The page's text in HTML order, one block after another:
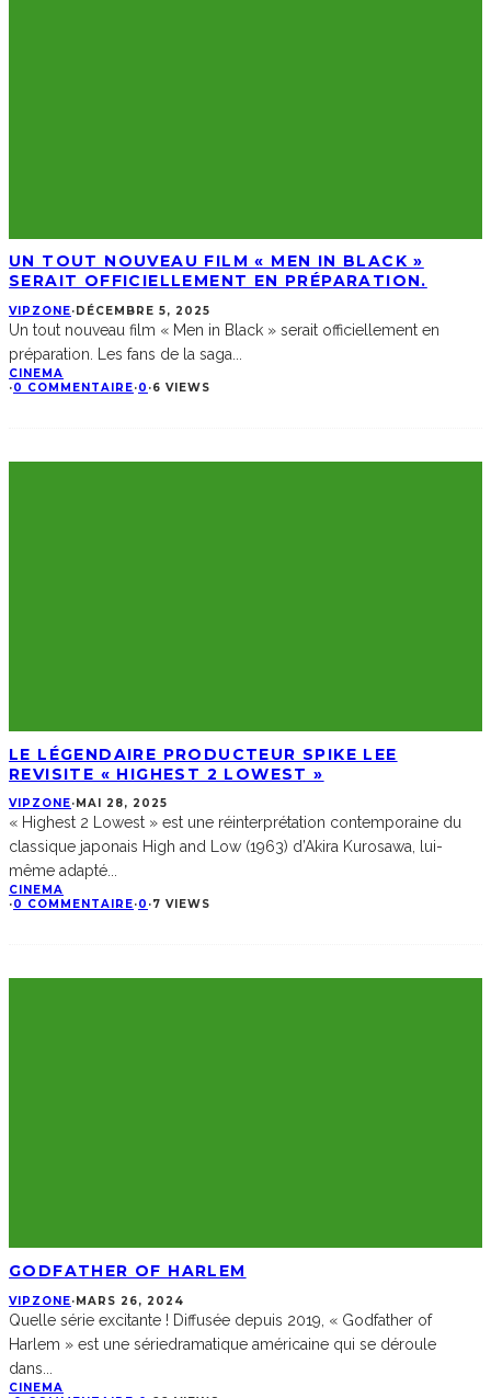
UN TOUT NOUVEAU FILM « MEN IN BLACK »
SERAIT OFFICIELLEMENT EN PRÉPARATION.
VIPZONE· DÉCEMBRE 5, 2025
Un tout nouveau film « Men in Black » serait officiellement en
préparation. Les fans de la saga
CINEMA
·0 COMMENTAIRE·0 ·6 VIEWS
LE LÉGENDAIRE PRODUCTEUR SPIKE LEE
REVISITE « HIGHEST 2 LOWEST »
VIPZONE· MAI 28, 2025
« Highest 2 Lowest » est une réinterprétation contemporaine du
classique japonais High and Low (1963) d’Akira Kurosawa, lui-
même adapté...
CINEMA
·0 COMMENTAIRE·0 ·7 VIEWS
GODFATHER OF HARLEM
VIPZONE·MARS 26, 2024
Quelle série excitante ! Diffusée depuis 2019, « Godfather of
Harlem » est une sériedramatique américaine qui se déroule
dans
CINEMA